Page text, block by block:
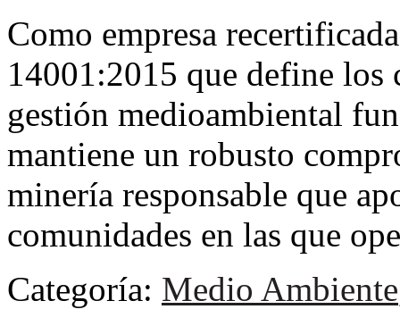
Como empresa
14001:2015 que define los
gestión medioambiental
mantiene un robusto
minería responsable que
comunidades en las que
Categoría: Medio Ambiente